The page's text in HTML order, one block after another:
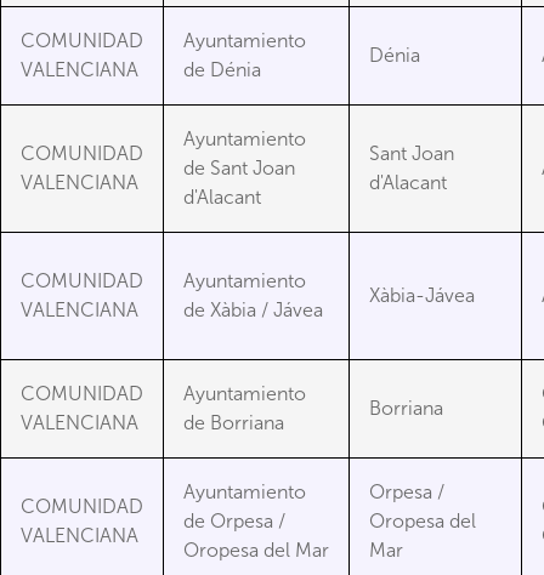
COMUNIDAD
VALENCIANA
Ayuntamiento
de Dénia
Dénia
COMUNIDAD
VALENCIANA
Ayuntamiento
de Sant Joan
d'Alacant
Sant Joan
d'Alacant
COMUNIDAD
VALENCIANA
Ayuntamiento
de Xàbia / Jávea
Xàbia-Jávea
COMUNIDAD
VALENCIANA
Ayuntamiento
de Borriana
Borriana
COMUNIDAD
VALENCIANA
Ayuntamiento
de Orpesa /
Oropesa del Mar
Orpesa /
Oropesa del
Mar